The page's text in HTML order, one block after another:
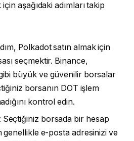
aşağıdaki adımları takip
Polkadot satın almak için
seçmektir. Binance,
büyük ve güvenilir borsalar
borsanın DOT işlem
kontrol edin.
: Seçtiğiniz borsada bir hesap
e-posta adresinizi ve